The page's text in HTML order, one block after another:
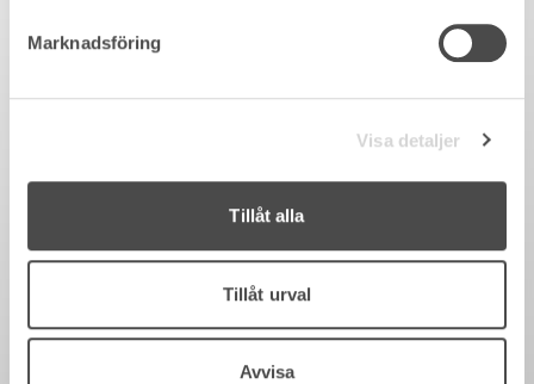
Marknadsföring
Visa detaljer
Tillåt alla
Tillåt urval
Avvisa